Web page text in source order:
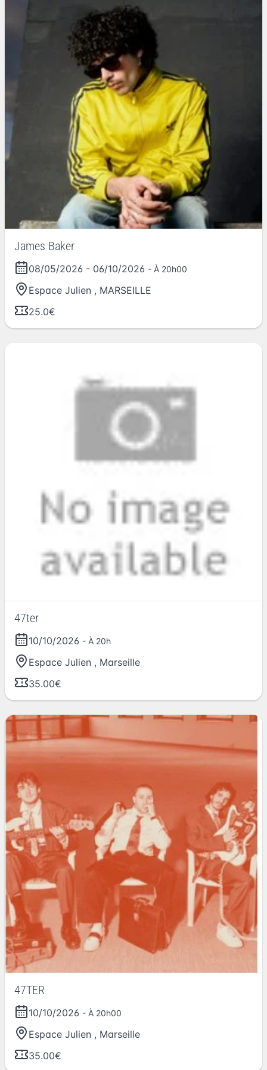
James Baker
08/05/2026 - 06/10/2026 - À 20h00
Espace Julien , MARSEILLE
25.0€
47ter
10/10/2026 - À 20h
Espace Julien , Marseille
35.00€
47TER
10/10/2026 - À 20h00
Espace Julien , Marseille
35.00€